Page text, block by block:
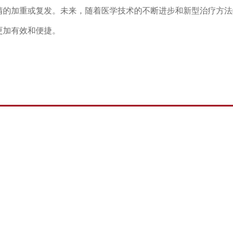
的加重或复发。未来，随着医学技术的不断进步和新型治疗方
有效和便捷。